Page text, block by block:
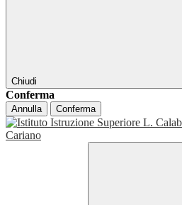
Chiudi
Conferma
Annulla Conferma